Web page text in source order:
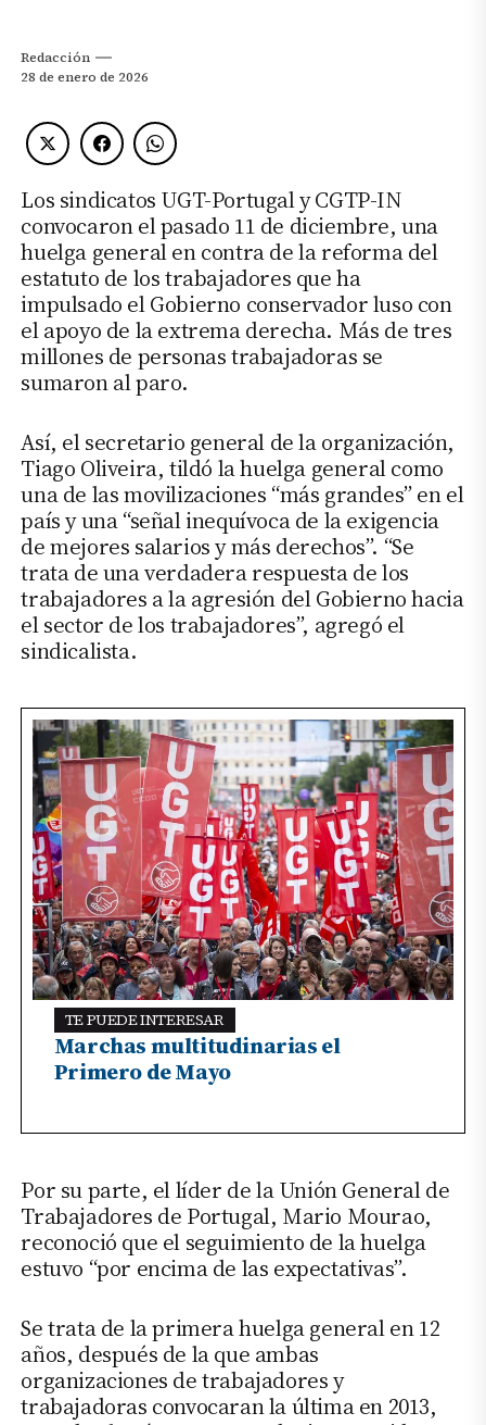
Redacción
28 de enero de 2026
Los sindicatos UGT-Portugal y CGTP-IN
convocaron el pasado 11 de diciembre, una
huelga general en contra de la reforma del
estatuto de los trabajadores que ha
impulsado el Gobierno conservador luso con
el apoyo de la extrema derecha. Más de tres
millones de personas trabajadoras se
sumaron al paro.
Así, el secretario general de la organización,
Tiago Oliveira, tildó la huelga general como
una de las movilizaciones “más grandes” en el
país y una “señal inequívoca de la exigencia
de mejores salarios y más derechos”. “Se
trata de una verdadera respuesta de los
trabajadores a la agresión del Gobierno hacia
el sector de los trabajadores”, agregó el
sindicalista.
TE PUEDE INTERESAR
Marchas multitudinarias el
Primero de Mayo
Por su parte, el líder de la Unión General de
Trabajadores de Portugal, Mario Mourao,
reconoció que el seguimiento de la huelga
estuvo “por encima de las expectativas”.
Se trata de la primera huelga general en 12
años, después de la que ambas
organizaciones de trabajadores y
trabajadoras convocaran la última en 2013,